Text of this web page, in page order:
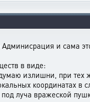
и сама
в виде:
излишни, при тех
координатах
луча вражеской